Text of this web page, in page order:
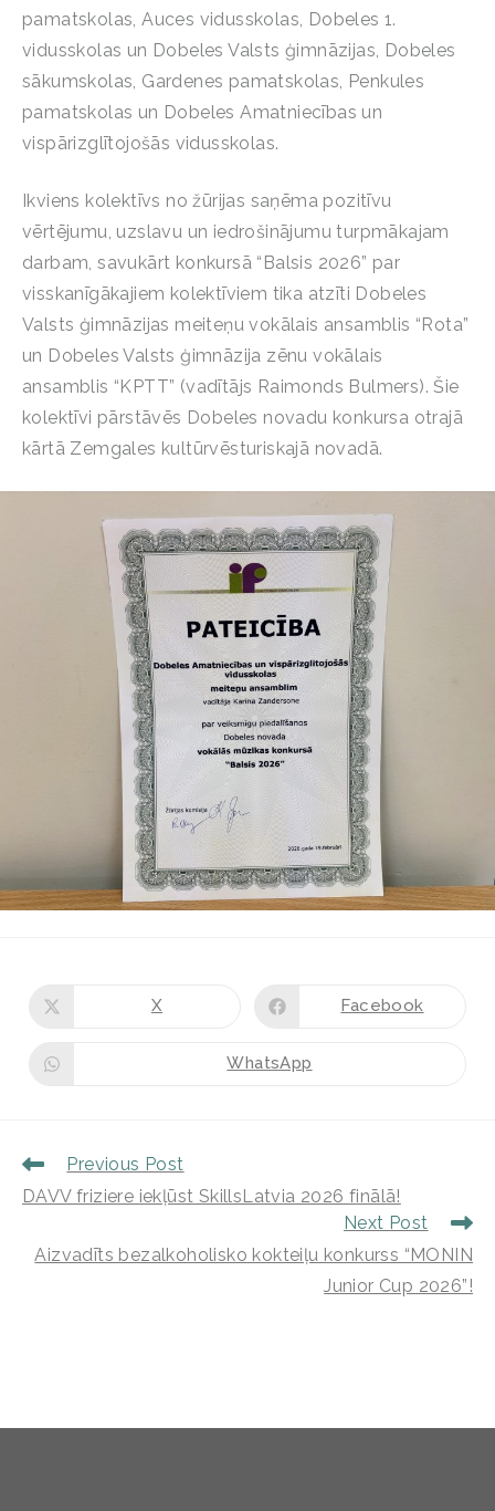
pamatskolas, Auces vidusskolas, Dobeles 1.
vidusskolas un Dobeles Valsts ģimnāzijas, Dobeles
sākumskolas, Gardenes pamatskolas, Penkules
pamatskolas un Dobeles Amatniecības un
vispārizglītojošās vidusskolas.
Ikviens kolektīvs no žūrijas saņēma pozitīvu
vērtējumu, uzslavu un iedrošinājumu turpmākajam
darbam, savukārt konkursā “Balsis 2026” par
visskanīgākajiem kolektīviem tika atzīti Dobeles
Valsts ģimnāzijas meiteņu vokālais ansamblis “Rota”
un Dobeles Valsts ģimnāzija zēnu vokālais
ansamblis “KPTT” (vadītājs Raimonds Bulmers). Šie
kolektīvi pārstāvēs Dobeles novadu konkursa otrajā
kārtā Zemgales kultūrvēsturiskajā novadā.
X Facebook
WhatsApp
Previous Post
DAVV friziere iekļūst SkillsLatvia 2026 finālā!
Next Post
Aizvadīts bezalkoholisko kokteiļu konkurss “MONIN
Junior Cup 2026”!